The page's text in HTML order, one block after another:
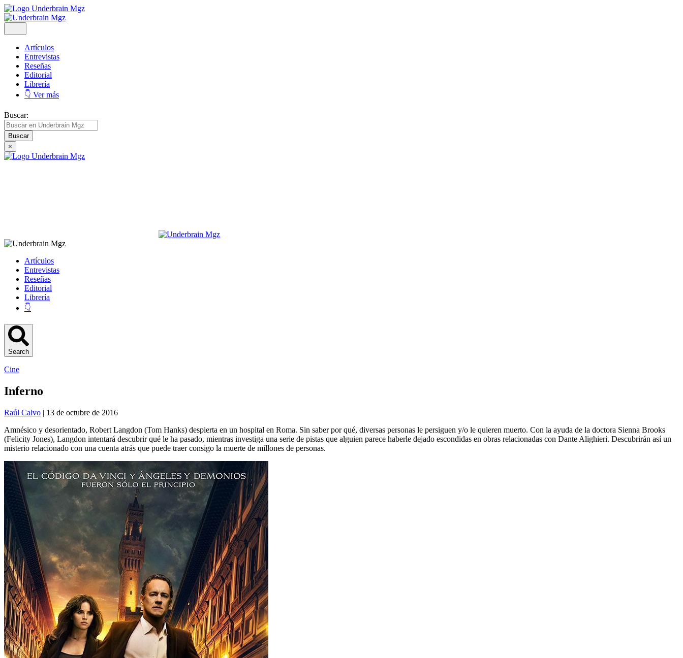
Artículos
Entrevistas
Reseñas
Editorial
Librería
👇 Ver más
Buscar:
×
Artículos
Entrevistas
Reseñas
Editorial
Librería
👇
Search
Cine
Inferno
Raúl Calvo | 13 de octubre de 2016
Amnésico y desorientado, Robert Langdon (Tom Hanks) despierta en un hospital en Roma. Sin saber por qué, diversas personas le persiguen y/o le quieren muerto. Con la ayuda de la doctora Sienna Brooks
(Felicity Jones), Langdon intentará descubrir qué le ha pasado, mientras investiga una serie de pistas que alguien parece haberle dejado escondidas en obras relacionadas con Dante Alighieri. Descubrirán así un
misterio relacionado con una cuenta atrás que puede traer consigo la muerte de millones de personas.